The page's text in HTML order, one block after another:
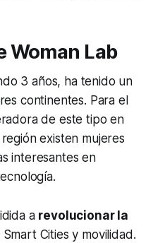
Woman Lab
3 años, ha tenido un
continentes. Para el
de este tipo en
existen mujeres
interesantes en
a revolucionar la
Smart Cities y movilidad.